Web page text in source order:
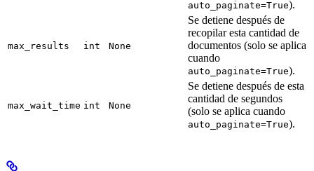
auto_paginate=True).
max_results int None
Se detiene después de
recopilar esta cantidad de
documentos (solo se aplica
cuando
auto_paginate=True).
max_wait_time int None
Se detiene después de esta
cantidad de segundos
(solo se aplica cuando
auto_paginate=True).